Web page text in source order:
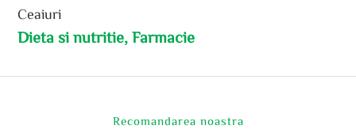
Ceaiuri
Dieta si nutritie, Farmacie
Recomandarea noastra